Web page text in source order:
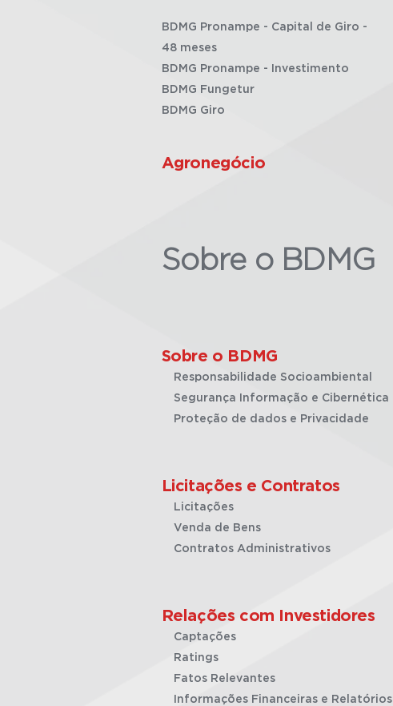
BDMG Pronampe - Capital de Giro -
48 meses
BDMG Pronampe - Investimento
BDMG Fungetur
BDMG Giro
Agronegócio
Sobre o BDMG
Sobre o BDMG
Responsabilidade Socioambiental
Segurança Informação e Cibernética
Proteção de dados e Privacidade
Licitações e Contratos
Licitações
Venda de Bens
Contratos Administrativos
Relações com Investidores
Captações
Ratings
Fatos Relevantes
Informações Financeiras e Relatórios